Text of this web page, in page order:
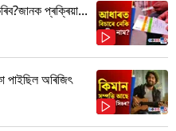
প্ৰক্ৰিয়া...
পাইছিল অৰিজিৎ